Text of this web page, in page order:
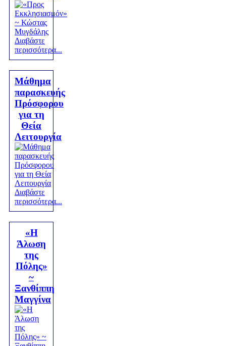
Διαβάστε
περισσότερα...
Μάθημα
παρασκευής
Πρόσφορου
για τη
Θεία
Λειτουργία
Διαβάστε
περισσότερα...
«Η
Άλωση
της
Πόλης»
~
Ξανθίππη
Μαγγίνα